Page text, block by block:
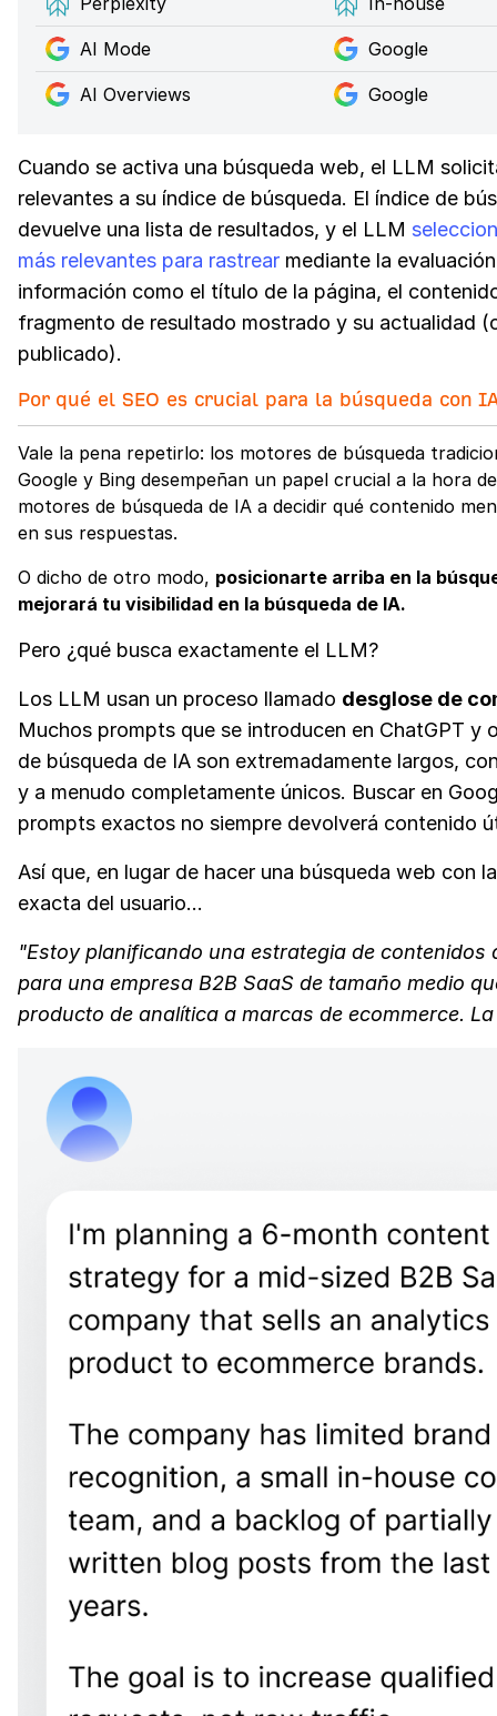
AI Mode Google
AI Overviews Google
Cuando se activa una búsqueda web, el LLM
relevantes a su índice de búsqueda. El índice de
devuelve una lista de resultados, y el LLM
más relevantes para rastrear mediante la
información como el título de la página, el
fragmento de resultado mostrado y su actualidad
publicado).
Por qué el SEO es crucial para la búsqueda con
Vale la pena repetirlo: los motores de búsqueda
Google y Bing desempeñan un papel crucial a la hora
motores de búsqueda de IA a decidir qué contenido
en sus respuestas.
O dicho de otro modo, posicionarte arriba en la
mejorará tu visibilidad en la búsqueda de IA.
Pero ¿qué busca exactamente el LLM?
Los LLM usan un proceso llamado desglose de
Muchos prompts que se introducen en ChatGPT y
de búsqueda de IA son extremadamente largos,
y a menudo completamente únicos. Buscar en
prompts exactos no siempre devolverá contenido
Así que, en lugar de hacer una búsqueda web con
exacta del usuario…
"Estoy planificando una estrategia de contenidos
para una empresa B2B SaaS de tamaño medio
producto de analítica a marcas de ecommerce.